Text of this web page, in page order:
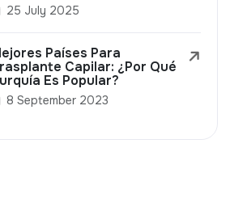
25 July 2025
Países Para
Capilar: ¿Por Qué
Es Popular?
8 September 2023